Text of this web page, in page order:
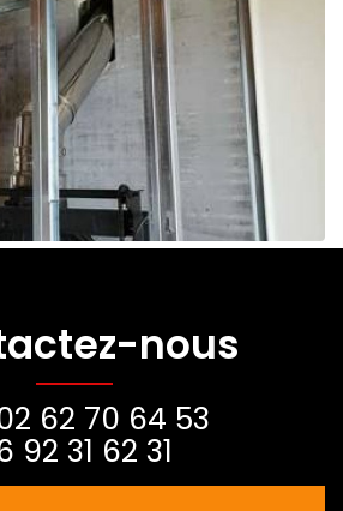
nous
62 70 64 53
92 31 62 31